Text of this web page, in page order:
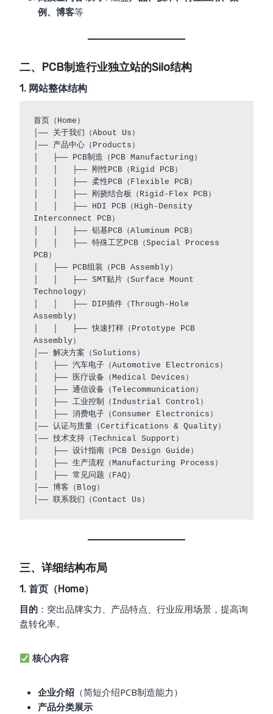
例、博客等
二、PCB制造行业独立站的Silo结构
1. 网站整体结构
首页（Home）
│── 关于我们（About Us）
│── 产品中心（Products）
│   ├── PCB制造（PCB Manufacturing）
│   │   ├── 刚性PCB（Rigid PCB）
│   │   ├── 柔性PCB（Flexible PCB）
│   │   ├── 刚挠结合板（Rigid-Flex PCB）
│   │   ├── HDI PCB（High-Density
Interconnect PCB）
│   │   ├── 铝基PCB（Aluminum PCB）
│   │   ├── 特殊工艺PCB（Special Process
PCB）
│   ├── PCB组装（PCB Assembly）
│   │   ├── SMT贴片（Surface Mount
Technology）
│   │   ├── DIP插件（Through-Hole
Assembly）
│   │   ├── 快速打样（Prototype PCB
Assembly）
│── 解决方案（Solutions）
│   ├── 汽车电子（Automotive Electronics）
│   ├── 医疗设备（Medical Devices）
│   ├── 通信设备（Telecommunication）
│   ├── 工业控制（Industrial Control）
│   ├── 消费电子（Consumer Electronics）
│── 认证与质量（Certifications & Quality）
│── 技术支持（Technical Support）
│   ├── 设计指南（PCB Design Guide）
│   ├── 生产流程（Manufacturing Process）
│   ├── 常见问题（FAQ）
│── 博客（Blog）
三、详细结构布局
1. 首页（Home）
目的 ：突出品牌实力、产品特点、行业应用场景，提高询
盘转化率。
核心内容
企业介绍 （简短介绍PCB制造能力）
产品分类展示